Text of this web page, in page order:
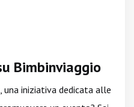
Bimbinviaggio
una iniziativa dedicata alle